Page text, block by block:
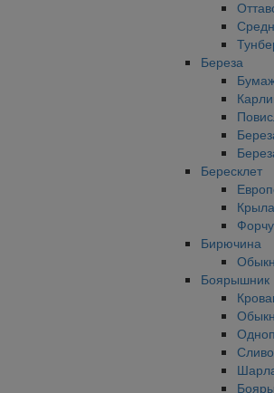
Береза
Бересклет
Бирючина
Боярышник